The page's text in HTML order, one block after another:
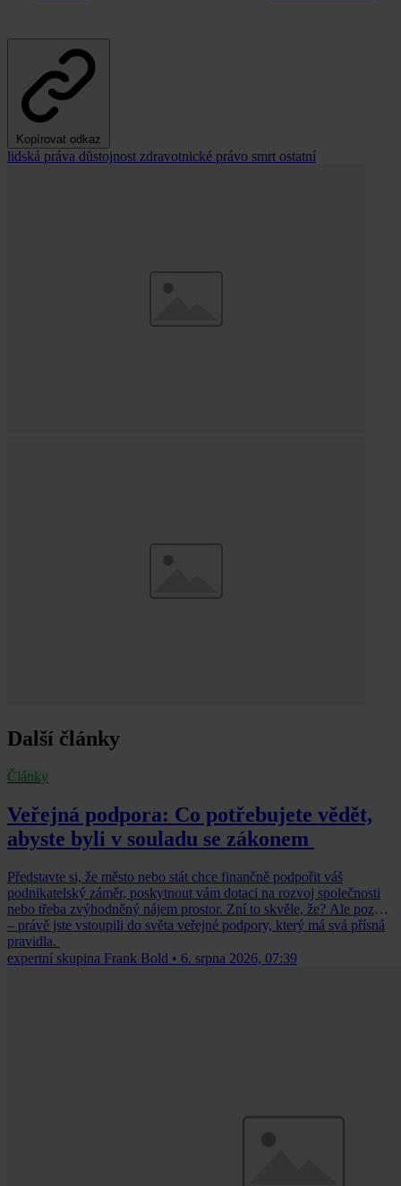
Kopírovat odkaz
lidská práva důstojnost zdravotnické právo smrt ostatní
Další články
Články
Veřejná podpora: Co potřebujete vědět,
abyste byli v souladu se zákonem
Představte si, že město nebo stát chce finančně podpořit váš
podnikatelský záměr, poskytnout vám dotaci na rozvoj společnosti
nebo třeba zvýhodněný nájem prostor. Zní to skvěle, že? Ale pozor
– právě jste vstoupili do světa veřejné podpory, který má svá přísná
pravidla.
expertní skupina Frank Bold • 6. srpna 2026, 07:39